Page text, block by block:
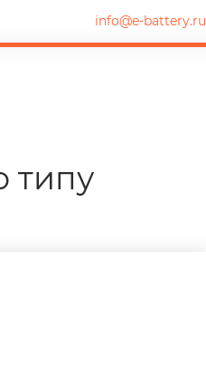
info@e-battery.ru
типу